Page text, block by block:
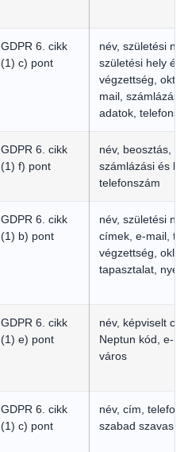
GDPR 6. cikk
(1) c) pont
név, születési
születési hely és
végzettség,
mail, számlázási
adatok,
GDPR 6. cikk
(1) f) pont
név, beosztás,
számlázási és
telefonszám
GDPR 6. cikk
(1) b) pont
név, születési
címek, e-mail,
végzettség,
tapasztalat,
GDPR 6. cikk
(1) e) pont
név, képviselt
Neptun kód, e-
város
GDPR 6. cikk
(1) c) pont
név, cím,
szabad szavas